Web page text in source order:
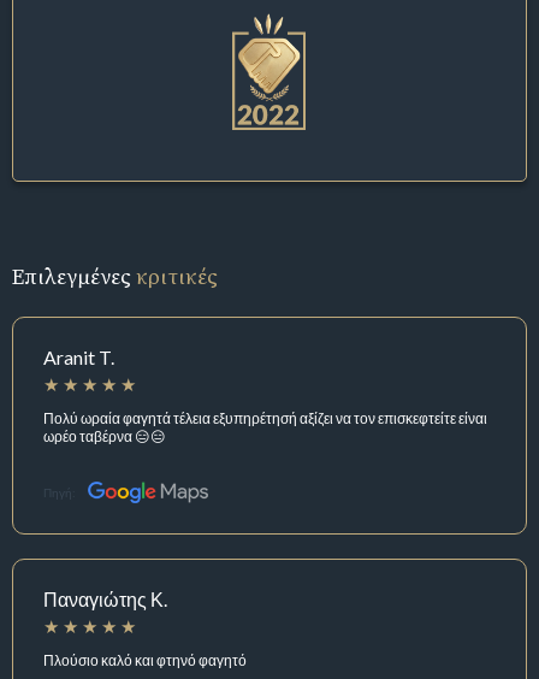
Επιλεγμένεςκριτικές
Aranit T.
Πολύ ωραία φαγητά τέλεια εξυπηρέτησή αξίζει να τον επισκεφτείτε είναι
ωρέο ταβέρνα 😑😑
Πηγή:
Παναγιώτης Κ.
Πλούσιο καλό και φτηνό φαγητό